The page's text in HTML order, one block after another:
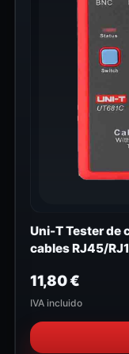
Uni-T Tester de
cables RJ45/
11,80€
IVA incluido